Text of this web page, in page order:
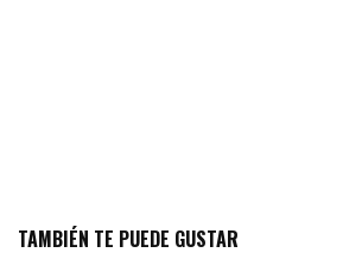
TAMBIÉN TE PUEDE GUSTAR